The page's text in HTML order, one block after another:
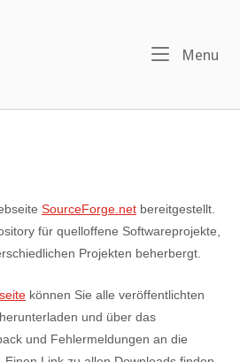
Menu
SourceForge.net bereitgestellt.
für quelloffene Softwareprojekte,
Projekten beherbergt.
können Sie alle veröffentlichten
und über das
und Fehlermeldungen an die